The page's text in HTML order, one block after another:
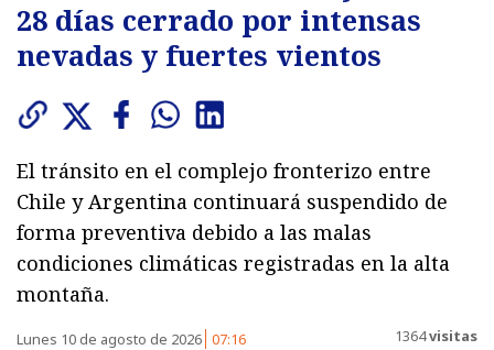
28 días cerrado por intensas
nevadas y fuertes vientos
El tránsito en el complejo fronterizo entre
Chile y Argentina continuará suspendido de
forma preventiva debido a las malas
condiciones climáticas registradas en la alta
montaña.
Lunes 10 de agosto de 2026 07:16 1364visitas